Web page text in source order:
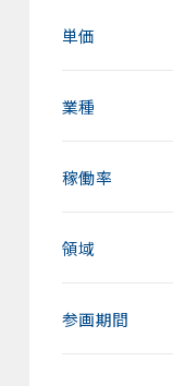
単価
業種
稼働率
領域
参画期間